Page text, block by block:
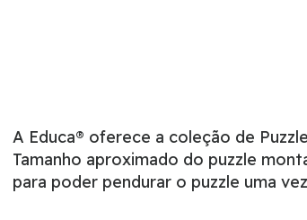
A Educa® oferece a coleção de
Tamanho aproximado do puzzle
para poder pendurar o puzzle uma